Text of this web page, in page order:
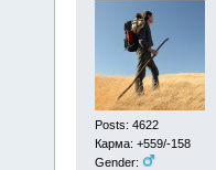
Posts: 4622
Карма: +559/-158
Gender: